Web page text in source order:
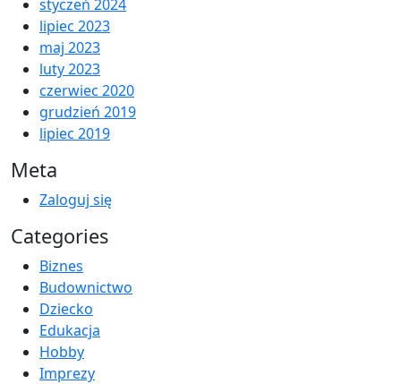
styczeń 2024
lipiec 2023
maj 2023
luty 2023
czerwiec 2020
grudzień 2019
lipiec 2019
Meta
Zaloguj się
Categories
Biznes
Budownictwo
Dziecko
Edukacja
Hobby
Imprezy